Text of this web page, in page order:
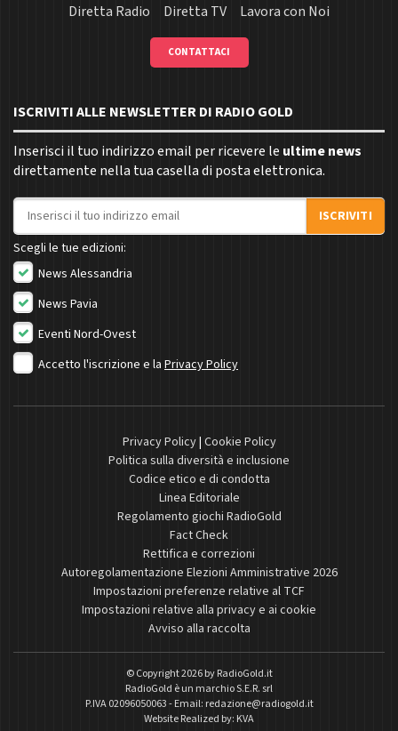
Diretta Radio
Diretta TV Lavora con Noi
CONTATTACI
ISCRIVITI ALLE NEWSLETTER DI RADIO GOLD
Inserisci il tuo indirizzo email per ricevere le ultime news
direttamente nella tua casella di posta elettronica.
Indirizzo email
ISCRIVITI
Scegli le tue edizioni:
News Alessandria
News Pavia
Eventi Nord-Ovest
Accetto l'iscrizione e la Privacy Policy
Privacy Policy| Cookie Policy
Politica sulla diversità e inclusione
Codice etico e di condotta
Linea Editoriale
Regolamento giochi RadioGold
Fact Check
Rettifica e correzioni
Autoregolamentazione Elezioni Amministrative 2026
Impostazioni preferenze relative al TCF
Impostazioni relative alla privacy e ai cookie
Avviso alla raccolta
© Copyright 2026 byRadioGold.it
RadioGold è un marchio S.E.R. srl
P.IVA 02096050063 - Email: redazione@radiogold.it
Website Realized by: KVA